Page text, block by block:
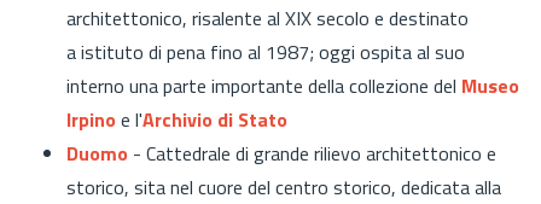
architettonico, risalente al XIX secolo e destinato
a istituto di pena fino al 1987; oggi ospita al suo
interno una parte importante della collezione del Museo
Irpino e l'Archivio di Stato
Duomo - Cattedrale di grande rilievo architettonico e
storico, sita nel cuore del centro storico, dedicata alla